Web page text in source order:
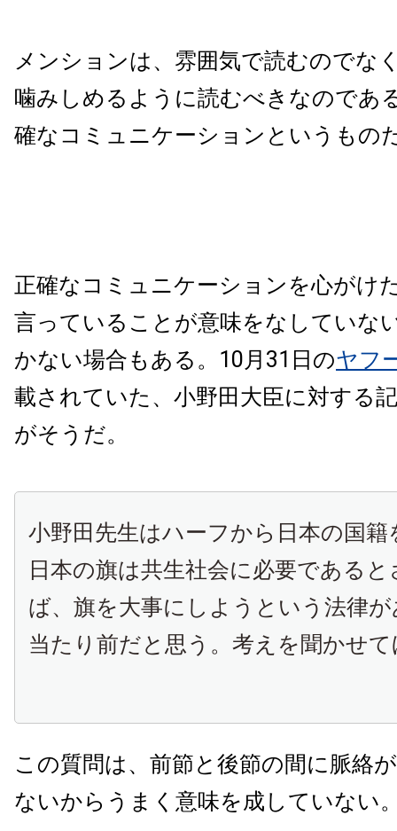
メンションは、雰囲気で読むのでな
噛みしめるように読むべきなのであ
確なコミュニケーションというもの
正確なコミュニケーションを心がけ
言っていることが意味をなしていな
かない場合もある。10月 31 日のヤフ
載されていた、小野田大臣に対する
がそうだ。
小野田先生はハーフから日本の国
日本の旗は共生社会に必要である
ば、旗を大事にしようという法律
当たり前だと思う。考えを聞かせ
この質問は、前節と後節の間に脈絡
ないからうまく意味を成していない